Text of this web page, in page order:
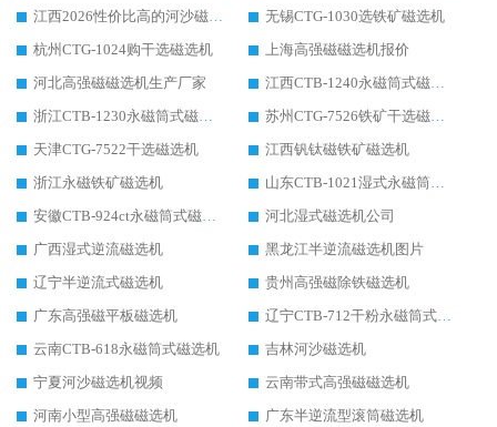
江西2026性价比高的河沙磁选机生产厂家工作原理(通俗 + 专业双版，适配产品文案/介绍使用)
无锡CTG-1030选铁矿磁选机
杭州CTG-1024购干选磁选机
上海高强磁磁选机报价
河北高强磁磁选机生产厂家
江西CTB-1240永磁筒式磁选机厂家
浙江CTB-1230永磁筒式磁选机生产厂家
苏州CTG-7526铁矿干选磁选机
天津CTG-7522干选磁选机
江西钒钛磁铁矿磁选机
浙江永磁铁矿磁选机
山东CTB-1021湿式永磁筒式磁选机
安徽CTB-924ct永磁筒式磁选机
河北湿式磁选机公司
广西湿式逆流磁选机
黑龙江半逆流磁选机图片
辽宁半逆流式磁选机
贵州高强磁除铁磁选机
广东高强磁平板磁选机
辽宁CTB-712干粉永磁筒式磁选机
云南CTB-618永磁筒式磁选机
吉林河沙磁选机
宁夏河沙磁选机视频
云南带式高强磁磁选机
河南小型高强磁磁选机
广东半逆流型滚筒磁选机